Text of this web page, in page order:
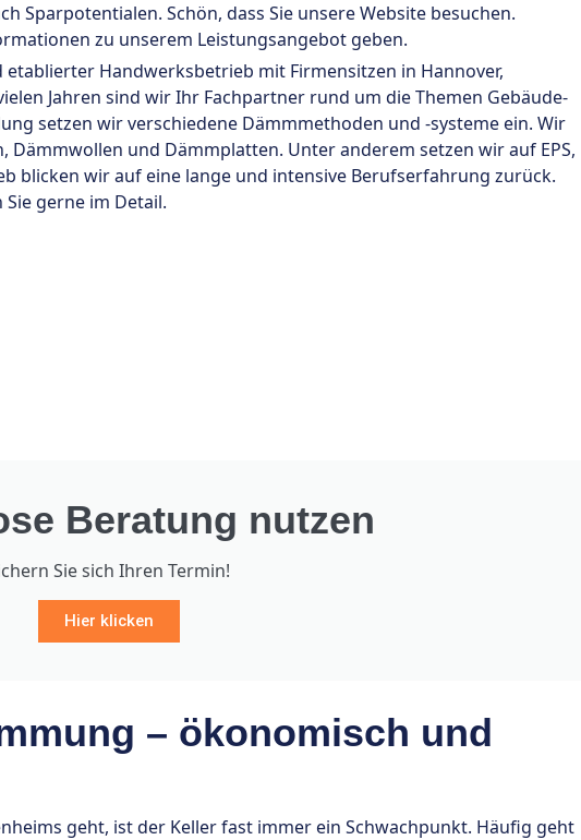
Sparpotentialen. Schön, dass Sie unsere Website besuchen.
zu unserem Leistungsangebot geben.
Handwerksbetrieb mit Firmensitzen in Hannover,
Jahren sind wir Ihr Fachpartner rund um die Themen Gebäude-
setzen wir verschiedene Dämmmethoden und -systeme ein. Wir
und Dämmplatten. Unter anderem setzen wir auf EPS,
blicken wir auf eine lange und intensive Berufserfahrung zurück.
gerne im Detail.
Beratung nutzen
Sie sich Ihren Termin!
Hier klicken
– ökonomisch und
geht, ist der Keller fast immer ein Schwachpunkt. Häufig geht